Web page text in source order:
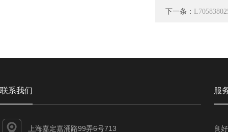
下一条：
联系我们
上海嘉定嘉涌路99弄6号713
服
良